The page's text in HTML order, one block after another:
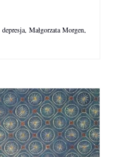
depresja, Małgorzata Morgen,